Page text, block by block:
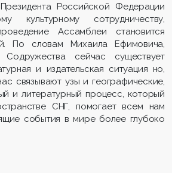
Президента Российской Федерации
культурному сотрудничеству,
Ассамблеи становится
По словам Михаила Ефимовича,
сейчас существует
и издательская ситуация но,
связывают узы и географические,
и литературный процесс, который
СНГ, помогает всем нам
события в мире более глубоко